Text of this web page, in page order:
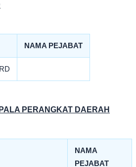
NAMA PEJABAT
PERANGKAT DAERAH
NAMA
PEJABAT